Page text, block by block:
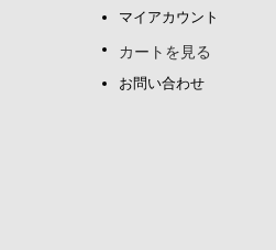
マイアカウント
カートを見る
お問い合わせ